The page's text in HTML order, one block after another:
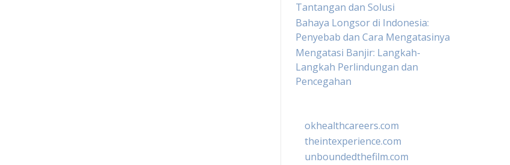
Tantangan dan Solusi
Bahaya Longsor di Indonesia:
Penyebab dan Cara Mengatasinya
Mengatasi Banjir: Langkah-
Langkah Perlindungan dan
Pencegahan
okhealthcareers.com
theintexperience.com
unboundedthefilm.com